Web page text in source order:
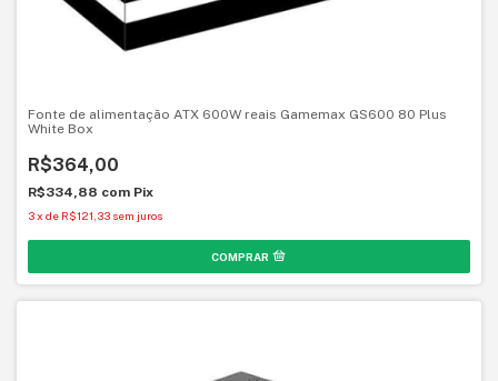
Fonte de alimentação ATX 600W reais Gamemax GS600 80 Plus
White Box
R$364,00
R$334,88 com Pix
3x de R$121,33 sem juros